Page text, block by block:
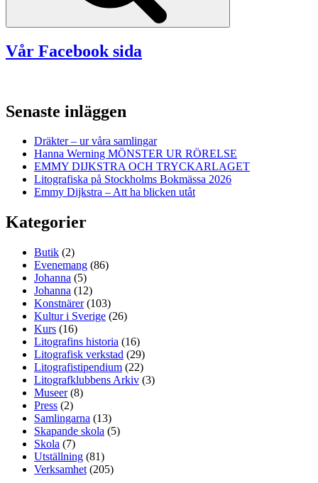
Vår Facebook sida
Senaste inläggen
Dräkter – ur våra samlingar
Hanna Werning MÖNSTER UR RÖRELSE
EMMY DIJKSTRA OCH TRYCKARLAGET
Litografiska på Stockholms Bokmässa 2026
Emmy Dijkstra – Att ha blicken utåt
Kategorier
Butik (2)
Evenemang (86)
Johanna (5)
Johanna (12)
Konstnärer(103)
Kultur i Sverige (26)
Kurs (16)
Litografins historia (16)
Litografisk verkstad (29)
Litografistipendium (22)
Litografklubbens Arkiv (3)
Museer(8)
Press (2)
Samlingarna (13)
Skapande skola (5)
Skola (7)
Utställning (81)
Verksamhet (205)